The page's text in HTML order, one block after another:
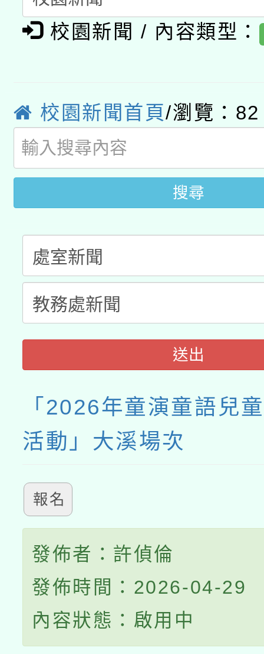
pilot」
有關大陸委員會函釋公
轉知經濟部水利署委託
用水績優單位及節水達
動」
桃園市孔廟祈福系列
開 智慧啟航」
2026年桃園地景藝術
校園新聞 / 內容類型：
校園新聞首頁/瀏覽：82
搜尋
送出
「2026年童演童語兒
活動」大溪場次
報名
發佈者：許偵倫
發佈時間：2026-04-29
內容狀態：啟用中